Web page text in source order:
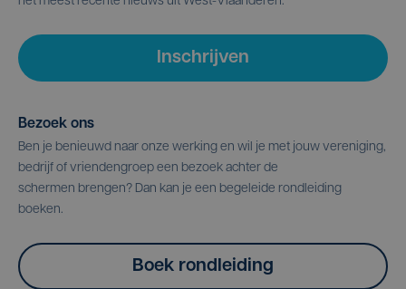
Inschrijven
Bezoek ons
Ben je benieuwd naar onze werking en wil je met jouw vereniging,
bedrijf of vriendengroep een bezoek achter de
schermen brengen? Dan kan je een begeleide rondleiding
boeken.
Boek rondleiding